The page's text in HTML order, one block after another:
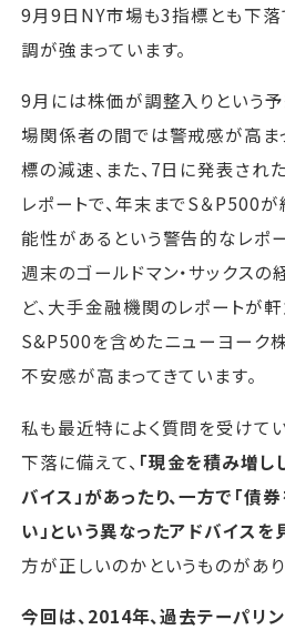
9月9日NY市場も3指標とも下落
調が強まっています。
9月には株価が調整入りという予
場関係者の間では警戒感が高ま
標の減速、また、7日に発表され
レポートで、年末までS＆P500
能性があるという警告的なレポ
週末のゴールドマン・サックス
ど、大手金融機関のレポートが
S&P500を含めたニューヨーク
不安感が高まってきています。
私も最近特によく質問を受けて
下落に備えて、 「現金を積み増
バイス」があったり、一方で「債
い」という異なったアドバイスを
方が正しいのかというものがあり
今回は、2014年、過去テーパリ